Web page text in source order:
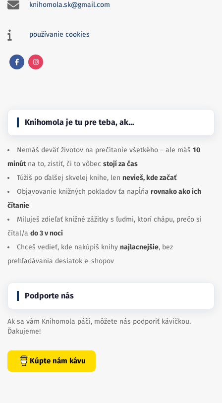
knihomola.sk@gmail.com
používanie cookies
Knihomola je tu pre teba, ak…
Nemáš deväť životov na prečítanie všetkého – ale máš 10
minútna to, zistiť, či to vôbec stojí za čas
Túžiš po ďalšej skvelej knihe, len nevieš, kde začať
Objavovanie knižných pokladov ťa napĺňa rovnako ako ich
čítanie
Miluješ zdieľať knižné zážitky s ľuďmi, ktorí chápu, prečo si
čítal/a do 3 v noci
Chceš vedieť, kde nakúpiš knihy najlacnejšie, bez
prehľadávania desiatok e-shopov
Podporte nás
Ak sa vám Knihomola páči, môžete nás podporiť kávičkou.
Ďakujeme!
Kúpte nám kávu